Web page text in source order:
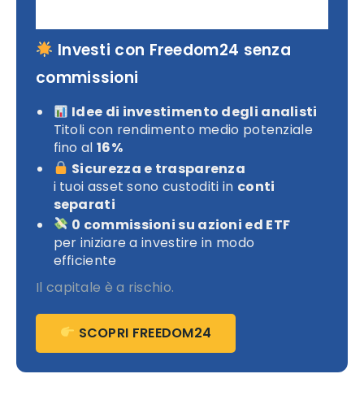
Investi con Freedom24 senza
commissioni
Idee di investimento degli analisti
Titoli con rendimento medio potenziale
fino al 16%
Sicurezza e trasparenza
i tuoi asset sono custoditi in conti
separati
0 commissioni su azioni ed ETF
per iniziare a investire in modo
efficiente
Il capitale è a rischio.
SCOPRI FREEDOM24